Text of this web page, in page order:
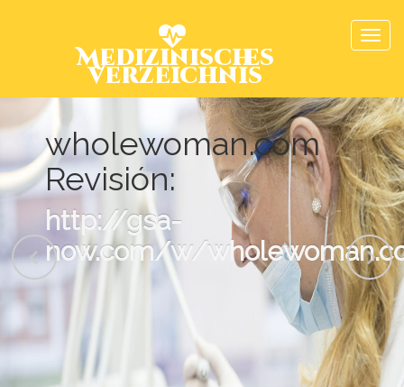
Medizinisches
Verzeichnis
wholewoman.com
Revisión:
http://gsa-
now.com/w/